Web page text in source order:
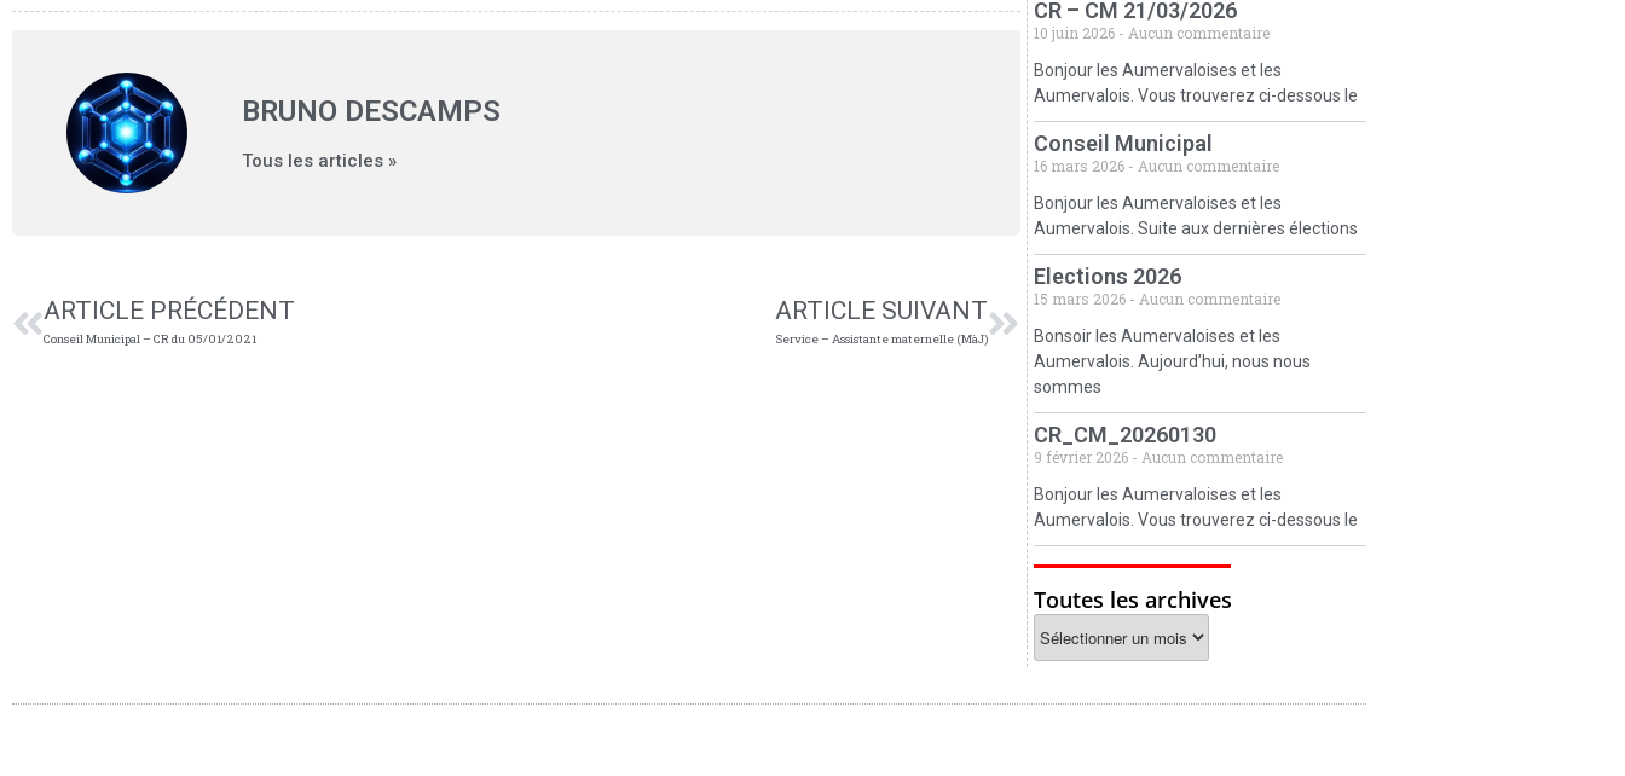
BRUNO DESCAMPS
Tous les articles »
ARTICLE PRÉCÉDENT
Conseil Municipal – CR du 05/01/2021
ARTICLE SUIVANT
Service – Assistante maternelle (MàJ)
CR – CM 21/03/2026
10 juin 2026
Aucun commentaire
Bonjour les Aumervaloises et les
Aumervalois. Vous trouverez ci-dessous le
Conseil Municipal
16 mars 2026
Aucun commentaire
Bonjour les Aumervaloises et les
Aumervalois. Suite aux dernières élections
Elections 2026
15 mars 2026
Aucun commentaire
Bonsoir les Aumervaloises et les
Aumervalois. Aujourd’hui, nous nous
sommes
CR_CM_20260130
9 février 2026
Aucun commentaire
Bonjour les Aumervaloises et les
Aumervalois. Vous trouverez ci-dessous le
Toutes les archives